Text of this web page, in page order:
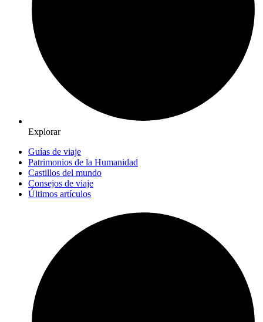
Explorar
Guías de viaje
Patrimonios de la Humanidad
Castillos del mundo
Consejos de viaje
Últimos artículos